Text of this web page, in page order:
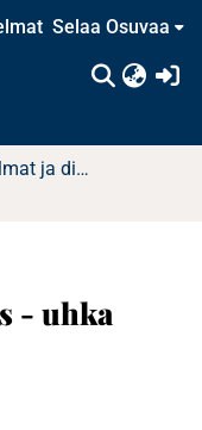
Selaa Osuvaa
Pro gradu -tutkielmat ja diplomityöt (rajattu saatavuus)
- uhka